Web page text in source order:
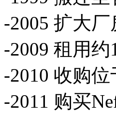
-2005 扩大
-2009 租用
-2010 收购
-2011 购买